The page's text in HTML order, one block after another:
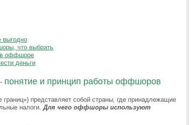
что выбрать
в оффшоре
деньги
и принцип работы оффшоров
представляет собой страны, где принадлежащие
налоги.Для чего оффшоры используют